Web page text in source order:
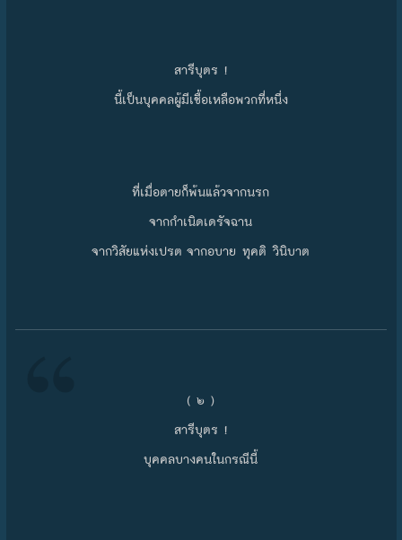
สารีบุตร !
นี้เป็นบุคคลผู้มีเชื้อเหลือพวกที่หนึ่ง
ที่เมื่อตายก็พ้นแล้วจากนรก
จากกำเนิดเดรัจฉาน
จากวิสัยแห่งเปรต จากอบาย ทุคติ วินิบาต
( ๒ )
สารีบุตร !
บุคคลบางคนในกรณีนี้